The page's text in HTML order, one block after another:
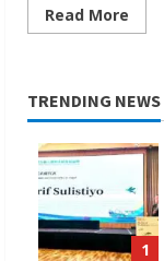
Read More
more
2025
Tema
“Our
Our
“
TRENDING NEWS
1